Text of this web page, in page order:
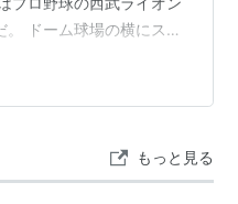
ドーム球場の横にスキ
にでたら８時すぎにつ
場の前に車をとめること
具をもってあるくのはい
めたかったのである。 ９
もっと見る